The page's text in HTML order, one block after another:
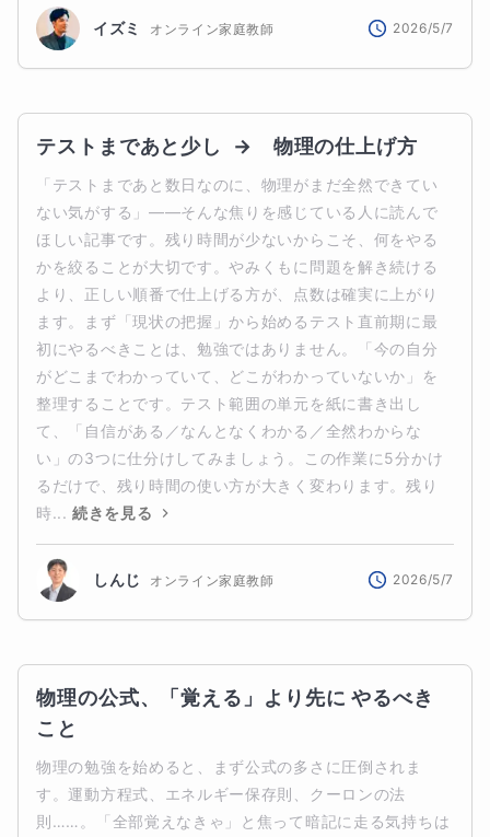
イズミ オンライン家庭教師 2026/5/7
テストまであと少し  →　物理の仕上げ方
「テストまであと数日なのに、物理がまだ全然できてい
ない気がする」——そんな焦りを感じている人に読んで
ほしい記事です。残り時間が少ないからこそ、何をやる
かを絞ることが大切です。やみくもに問題を解き続ける
より、正しい順番で仕上げる方が、点数は確実に上がり
ます。まず「現状の把握」から始めるテスト直前期に最
初にやるべきことは、勉強ではありません。「今の自分
がどこまでわかっていて、どこがわかっていないか」を
整理することです。テスト範囲の単元を紙に書き出し
て、「自信がある／なんとなくわかる／全然わからな
い」の3つに仕分けしてみましょう。この作業に5分かけ
るだけで、残り時間の使い方が大きく変わります。残り
時... 続きを見る
しんじ オンライン家庭教師 2026/5/7
物理の公式、「覚える」より先に やるべき
こと
物理の勉強を始めると、まず公式の多さに圧倒されま
す。運動方程式、エネルギー保存則、クーロンの法
則……。「全部覚えなきゃ」と焦って暗記に走る気持ちは